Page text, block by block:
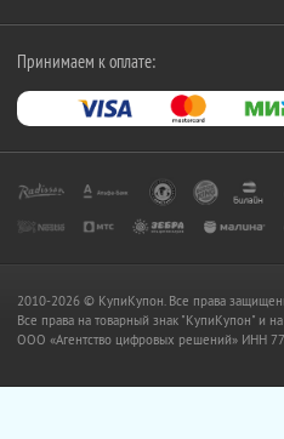
Принимаем к оплате:
2010-2026 © КупиКупон. Все права
Все права на товарный знак "КупиКупон" и
OOO «Агентство цифровых решений» ИНН